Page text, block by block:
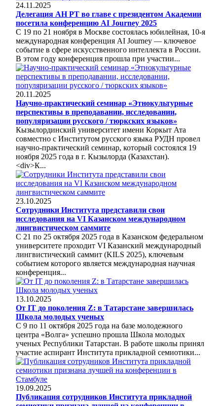
24.11.2025
Делегация АН РТ во главе с президентом Академии
посетила конференцию AI Journey 2025
С 19 по 21 ноября в Москве состоялась юбилейная, 10-я
международная конференция AI Journey — ключевое
событие в сфере искусственного интеллекта в России.
В этом году конференция прошла при участии...
20.11.2025
Научно-практический семинар «Этнокультурные
перспективы в преподавании, исследовании,
популяризации русского / тюркских языков»
Кызылординский университет имени Коркыт Ата
совместно с Институтом русского языка РУДН провел
научно-практический семинар, который состоялся 19
ноября 2025 года в г. Кызылорда (Казахстан).
<div>К...
23.10.2025
Сотрудники Института представили свои
исследования на VI Казанском международном
лингвистическом саммите
С 21 по 25 октября 2025 года в Казанском федеральном
университете проходит VI Казанский международный
лингвистический саммит (KILS 2025), ключевым
событием которого является международная научная
конференция...
13.10.2025
От IT до поколения Z: в Татарстане завершилась
Школа молодых ученых
С 9 по 11 октября 2025 года на базе молодежного
центра «Волга» успешно прошла Школа молодых
ученых Республики Татарстан. В работе школы принял
участие аспирант Института прикладной семиотики...
19.09.2025
Публикация сотрудников Института прикладной